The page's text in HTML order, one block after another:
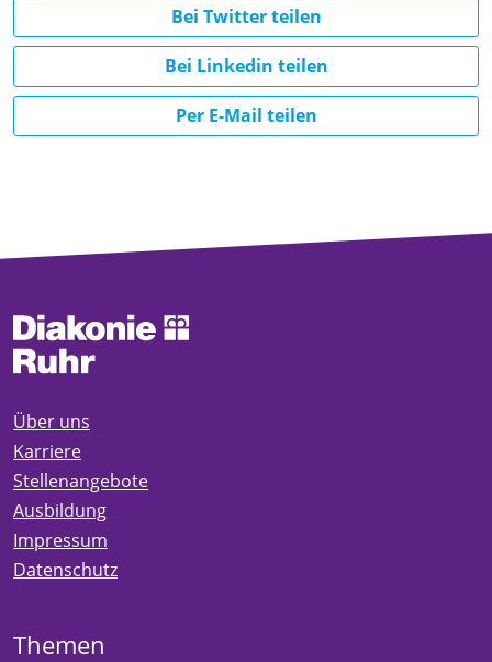
Bei Twitter teilen
Bei Linkedin teilen
Per E-Mail teilen
Über uns
Karriere
Stellenangebote
Ausbildung
Impressum
Datenschutz
Themen